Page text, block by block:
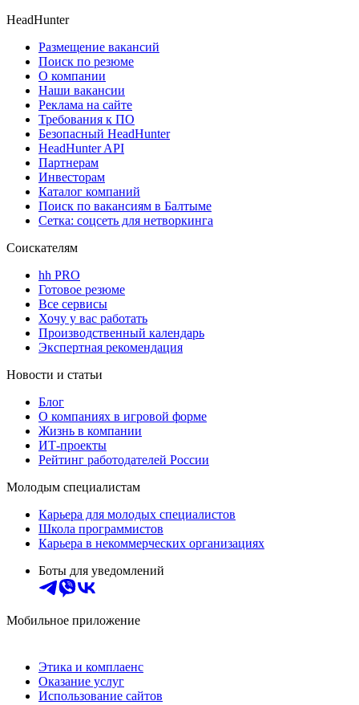
HeadHunter
Размещение вакансий
Поиск по резюме
О компании
Наши вакансии
Реклама на сайте
Требования к ПО
Безопасный HeadHunter
HeadHunter API
Партнерам
Инвесторам
Каталог компаний
Поиск по вакансиям в Балтыме
Сетка: соцсеть для нетворкинга
Соискателям
hh PRO
Готовое резюме
Все сервисы
Хочу у вас работать
Производственный календарь
Экспертная рекомендация
Новости и статьи
Блог
О компаниях в игровой форме
Жизнь в компании
ИТ-проекты
Рейтинг работодателей России
Молодым специалистам
Карьера для молодых специалистов
Школа программистов
Карьера в некоммерческих организациях
Боты для уведомлений
Мобильное приложение
Этика и комплаенс
Оказание услуг
Использование сайтов